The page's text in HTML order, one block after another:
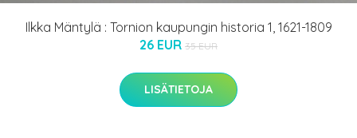
Ilkka Mäntylä : Tornion kaupungin historia 1, 1621-1809
26 EUR 35 EUR
LISÄTIETOJA